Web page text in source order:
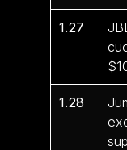
1.27
1.28